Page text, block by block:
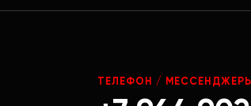
ТЕЛЕФОН /